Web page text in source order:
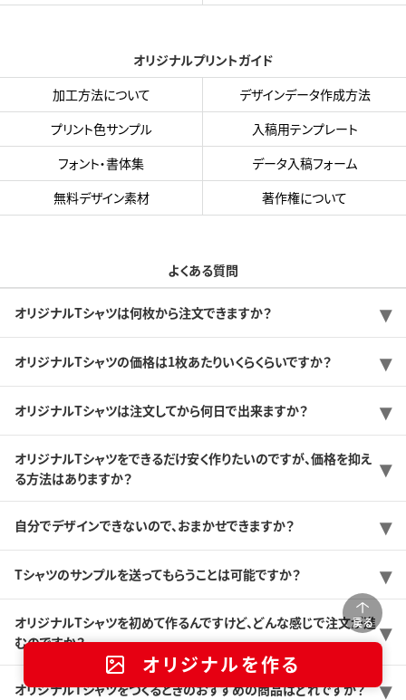
戻る
オリジナルを作る
オリジナルプリントガイド
加工方法について
デザインデータ作成方法
プリント色サンプル
入稿用テンプレート
フォント・書体集
データ入稿フォーム
無料デザイン素材
著作権について
よくある質問
オリジナルTシャツは何枚から注文できますか？
オリジナルTシャツの価格は1枚あたりいくらくらいですか？
オリジナルTシャツは注文してから何日で出来ますか？
オリジナルTシャツをできるだけ安く作りたいのですが、価格を抑え
る方法はありますか？
自分でデザインできないので、おまかせできますか？
Tシャツのサンプルを送ってもらうことは可能ですか？
オリジナルTシャツを初めて作るんですけど、どんな感じで注文が進
むのですか？
オリジナルTシャツをつくるときのおすすめの商品はどれですか？